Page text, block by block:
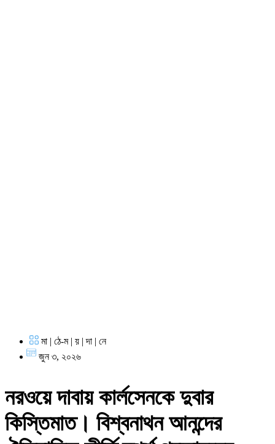
মা | ঠে-ম | য় | দা | নে
জুন ৩, ২০২৬
নরওয়ে দাবায় কার্লসেনকে দুবার
কিস্তিমাত। বিশ্বনাথন আনন্দের